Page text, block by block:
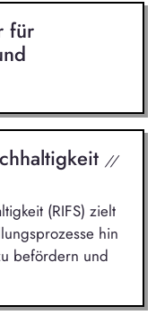
für
//
(RIFS) zielt
hin
befördern und